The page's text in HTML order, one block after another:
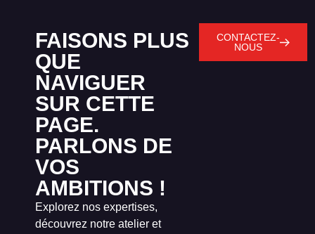
FAISONS PLUS
QUE
NAVIGUER
SUR CETTE
PAGE.
PARLONS DE
VOS
AMBITIONS !
Explorez nos expertises,
découvrez notre atelier et
CONTACTEZ-
NOUS